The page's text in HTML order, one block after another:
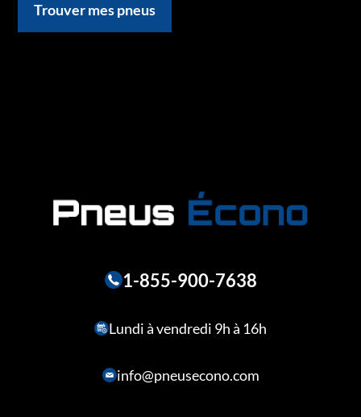
Trouver mes pneus
1-855-900-7638
Lundi à vendredi 9h à 16h
info@pneusecono.com